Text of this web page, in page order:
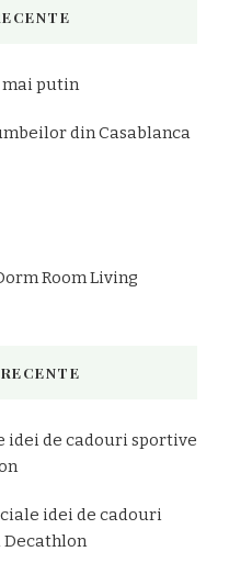
mai putin
din Casablanca
Room Living
idei de cadouri sportive
idei de cadouri